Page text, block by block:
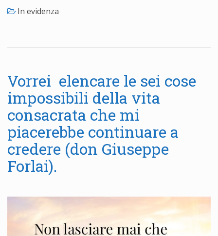
In evidenza
Vorrei elencare le sei cose
impossibili della vita
consacrata che mi
piacerebbe continuare a
credere (don Giuseppe
Forlai).